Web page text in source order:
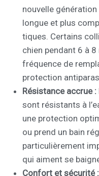
nouvelle
longue et plus
tiques. Certains
chien pendant 6 à
fréquence de
protection
Résistance accrue :
sont résistants à
une protection
ou prend un bain
particulièrement
qui aiment se
Confort et sécurité :